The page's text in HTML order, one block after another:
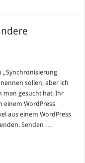
„Synchronisierung
sollen, aber ich
man gesucht hat. Ihr
einem WordPress
aus einem WordPress
Senden …